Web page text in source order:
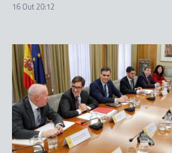
16 Out 20:12